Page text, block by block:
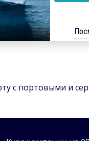
с портовыми и